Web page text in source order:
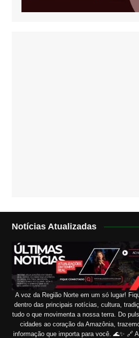
Notícias Atualizadas
A voz da Região Norte em um só lugar!
dentro das principais notícias, cultura,
tudo o que movimenta a nossa terra. Do
cidades ao coração da Amazônia,
informação que importa para você. 🌊✨ 🔗